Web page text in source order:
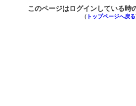
このページはログインしている時
(トップページへ戻る